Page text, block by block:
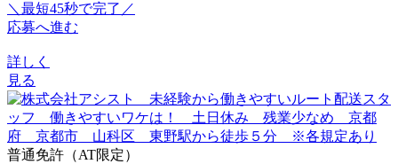
＼最短45秒で完了／
応募へ進む
詳しく
見る
普通免許（AT限定）